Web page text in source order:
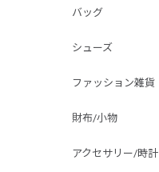
バッグ
シューズ
ファッション雑貨
財布/小物
アクセサリー/時計